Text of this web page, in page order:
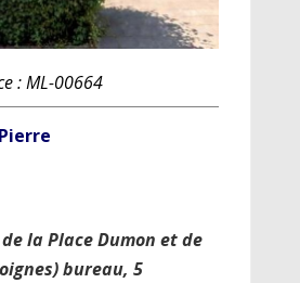
: ML-00664
la Place Dumon et de
bureau, 5